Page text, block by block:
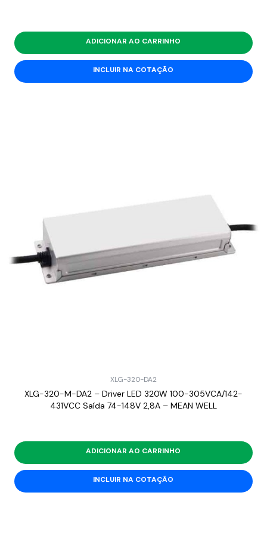
ADICIONAR AO CARRINHO
INCLUIR NA COTAÇÃO
XLG-320-DA2
XLG-320-M-DA2 – Driver LED 320W 100-305VCA/142-
431VCC Saída 74-148V 2,8A – MEAN WELL
ADICIONAR AO CARRINHO
INCLUIR NA COTAÇÃO